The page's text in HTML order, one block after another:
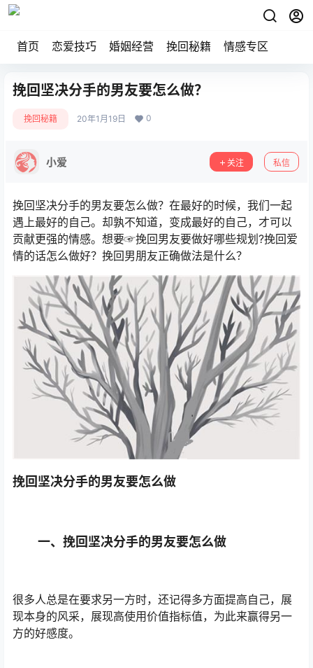
首页 恋爱技巧 婚姻经营 挽回秘籍 情感专区
挽回坚决分手的男友要怎么做？
挽回秘籍 20年1月19日 0
小爱 关注 私信
挽回坚决分手的男友要怎么做？在最好的时候，我们一起
遇上最好的自己。却孰不知道，变成最好的自己，才可以
贡献更强的情感。想要☞挽回男友要做好哪些规划?挽回爱
情的话怎么做好？挽回男朋友正确做法是什么？
挽回坚决分手的男友要怎么做
一、挽回坚决分手的男友要怎么做
很多人总是在要求另一方时，还记得多方面提高自己，展
现本身的风采，展现高使用价值指标值，为此来赢得另一
方的好感度。